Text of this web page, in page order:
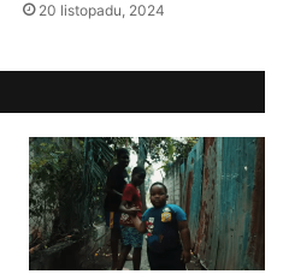
20 listopadu, 2024